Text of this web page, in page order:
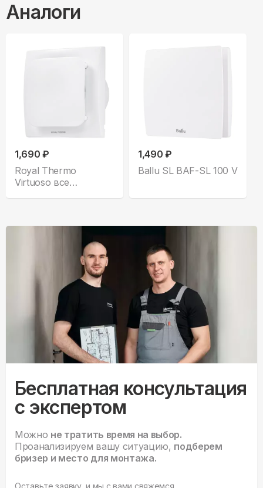
Аналоги
1,690 ₽
Royal Thermo
Virtuoso все
1,490 ₽
Ballu SL BAF-SL 100 V
Бесплатная консультация
с экспертом
Можно не тратить время на выбор.
Проанализируем вашу ситуацию, подберем
бризер и место для монтажа.
Оставьте заявку, и мы с вами свяжемся.